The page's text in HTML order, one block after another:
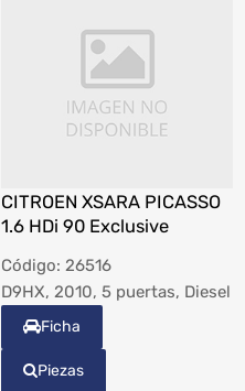
CITROEN XSARA PICASSO
1.6 HDi 90 Exclusive
Código: 26516
D9HX, 2010, 5 puertas, Diesel
Ficha
Piezas